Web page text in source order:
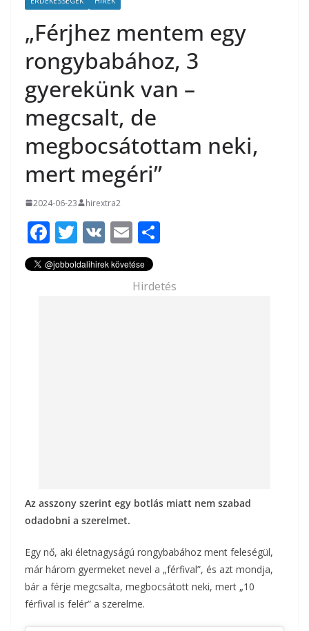
„Férjhez mentem egy
rongybabához, 3
gyerekünk van –
megcsalt, de
megbocsátottam neki,
mert megéri”
2024-06-23 hirextra2
F
ac
e
T
w
itt
V
K
E
m
ai
l
za
m
Hirdetés
Az asszony szerint egy botlás miatt nem szabad
odadobni a szerelmet.
Egy nő, aki életnagyságú rongybabához ment feleségül,
már három gyermeket nevel a „férfival”, és azt mondja,
bár a férje megcsalta, megbocsátott neki, mert „10
férfival is felér” a szerelme.